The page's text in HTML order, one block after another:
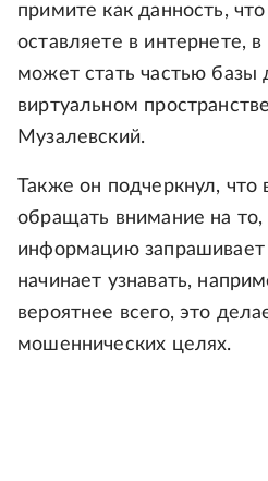
примите как данность,
оставляете в интернете,
может стать частью базы
виртуальном
Музалевский.
Также он подчеркнул,
обращать внимание на
информацию запрашивает
начинает узнавать,
вероятнее всего, это
мошеннических целях.